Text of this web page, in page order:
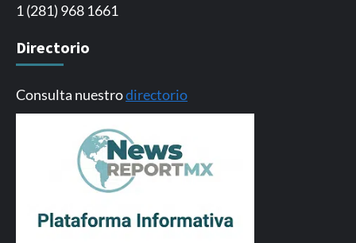
1 (281) 968 1661
Directorio
Consulta nuestrodirectorio